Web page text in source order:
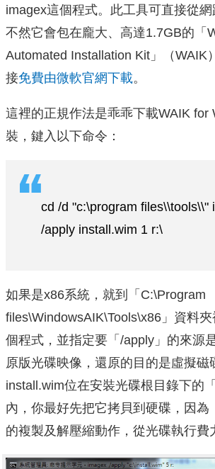
imagex這個程式。此工具可直接從
不然它會包在龐大、高達1.7GB的「
Automated Installation Kit」（WAIK
接免費由微軟官網下載。
這裡的正規作法是乖乖下載WAIK for
裝，鍵入以下命令：
cd /d "c:\program files\\tools\\"
/apply install.wim 1 r:\
如果是x86系統，就到「C:\Program
files\WindowsAIK\Tools\x86」資料
個程式，並指定要「/apply」的來源
原版光碟映像，還原的目的是虛擬磁
install.wim位在安裝光碟根目錄下的
內，你最好先把它拷貝到硬碟，因為
的複製及解壓縮動作，從光碟執行費